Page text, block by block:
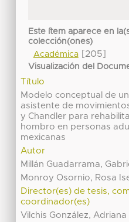
Este ítem aparece en
colección(ones)
Académica[205]
Visualización del
Título
Modelo conceptual de
asistente de
y Chandler para
hombro en personas
mexicanas
Autor
Millán Guadarrama,
Monroy Osornio, Rosa
Director(es) de tesis,
coordinador(es)
Vilchis González, Adriana